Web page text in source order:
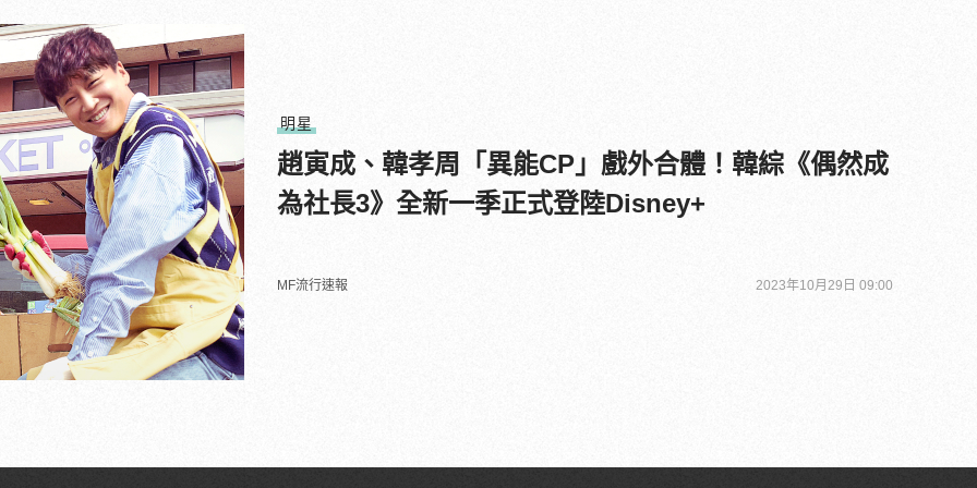
明星
趙寅成、韓孝周「異能CP」戲外合體！韓綜《偶然成
為社長3》全新一季正式登陸Disney+
MF流行速報 2023年10月29日 09:00